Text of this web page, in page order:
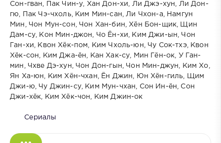
Сон-гван, Пак Чин-у, Хан Дон-хи, Ли Джэ-хун, Ли Дон-
гю, Пак Чэ-чхоль, Ким Мин-сан, Ли Чхон-а, Намгун
Мин, Чон Мун-сон, Чон Хан-бин, Хён Бон-щик, Щин
Дам-су, Кон Мин-джон, Чо Ён-хи, Ким Джи-ын, Чон
Ган-хи, Квон Хёк-пом, Ким Чхоль-юн, Чу Сок-тхэ, Квон
Хёк-сон, Ким Джа-ён, Кан Хак-су, Мин Гён-ок, У Ган-
мин, Чхве Дэ-хун, Чон Дон-гын, Чон Мин-джун, Ким Хо,
Ян Ха-юн, Ким Хён-чхан, Ён Джин, Юн Хён-гиль, Щим
Джи-ю, Чу Джин-су, Ким Мун-чхан, Сон Ин-ён, Сон
Джи-хёк, Ким Хёк-чон, Ким Джин-ок
Сериалы